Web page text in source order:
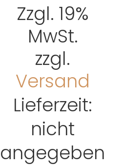
Zzgl. 19%
MwSt.
zzgl.
Versand
Lieferzeit:
nicht
angegeben